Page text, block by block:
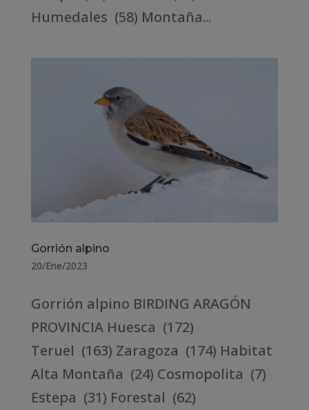
Humedales (58) Montaña...
Gorrión alpino
20/Ene/2023
Gorrión alpino BIRDING ARAGÓN
PROVINCIA Huesca (172)
Teruel (163) Zaragoza (174) Habitat
Alta Montaña (24) Cosmopolita (7)
Estepa (31) Forestal (62)